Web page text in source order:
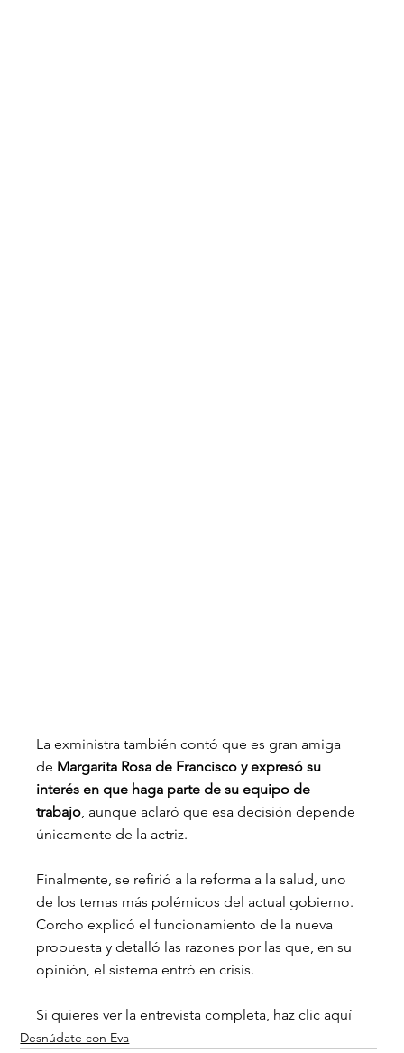
La exministra también contó que es gran amiga
de Margarita Rosa de Francisco y expresó su
interés en que haga parte de su equipo de
trabajo, aunque aclaró que esa decisión depende
únicamente de la actriz.
Finalmente, se refirió a la reforma a la salud, uno
de los temas más polémicos del actual gobierno.
Corcho explicó el funcionamiento de la nueva
propuesta y detalló las razones por las que, en su
opinión, el sistema entró en crisis.
Si quieres ver la entrevista completa, haz clic aquí
Desnúdate con Eva